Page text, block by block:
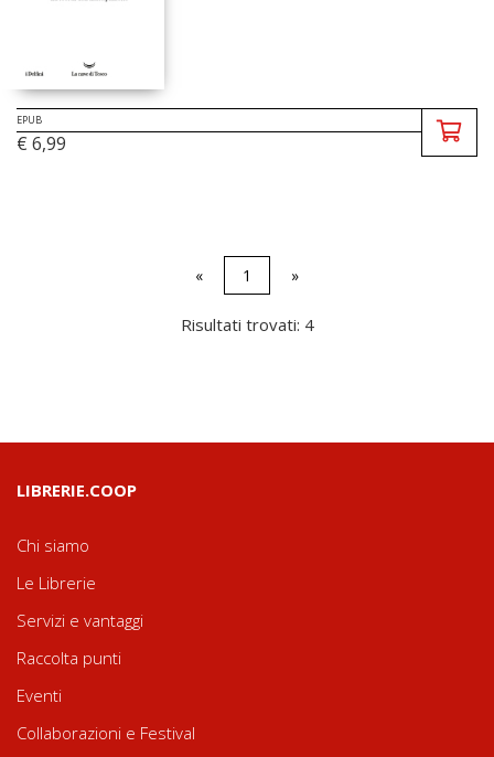
EPUB
€ 6,99
« 1 »
Risultati trovati: 4
LIBRERIE.COOP
Chi siamo
Le Librerie
Servizi e vantaggi
Raccolta punti
Eventi
Collaborazioni e Festival